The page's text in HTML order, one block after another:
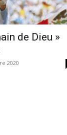
de Dieu »
2020